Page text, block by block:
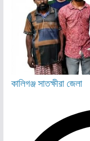
কালিগঞ্জসাতক্ষীরা জেলা